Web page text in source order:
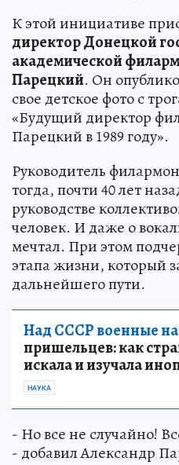
К этой инициативе
директор Донецкой
академической
Парецкий. Он
свое детское фото с
«Будущий директор
Парецкий в 1989 году».
Руководитель
тогда, почти 40 лет
руководстве
человек. И даже о
мечтал. При этом
этапа жизни, который
дальнейшего пути.
Над СССР военные
пришельцев: как
искала и изучала
НАУКА
- Но все не случайно!
- добавил Александр